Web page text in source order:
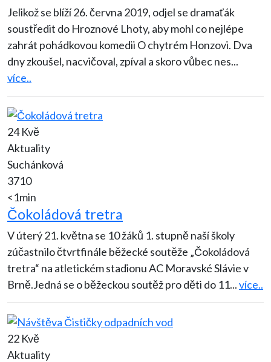
Jelikož se blíží 26. června 2019, odjel se dramaťák
soustředit do Hroznové Lhoty, aby mohl co nejlépe
zahrát pohádkovou komedii O chytrém Honzovi. Dva
dny zkoušel, nacvičoval, zpíval a skoro vůbec nes...
více..
24 Kvě
Aktuality
Suchánková
3710
<1min
Čokoládová tretra
V úterý 21. května se 10 žáků 1. stupně naší školy
zúčastnilo čtvrtfinále běžecké soutěže „Čokoládová
tretra“ na atletickém stadionu AC Moravské Slávie v
Brně.Jedná se o běžeckou soutěž pro děti do 11...více..
22 Kvě
Aktuality